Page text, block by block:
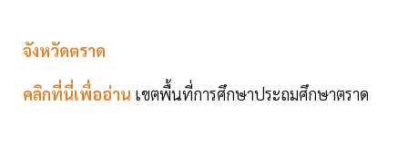
จังหวัดตราด
คลิกที่นี่เพื่ออ่าน เขตพื้นที่การศึกษาประถมศึกษาตราด